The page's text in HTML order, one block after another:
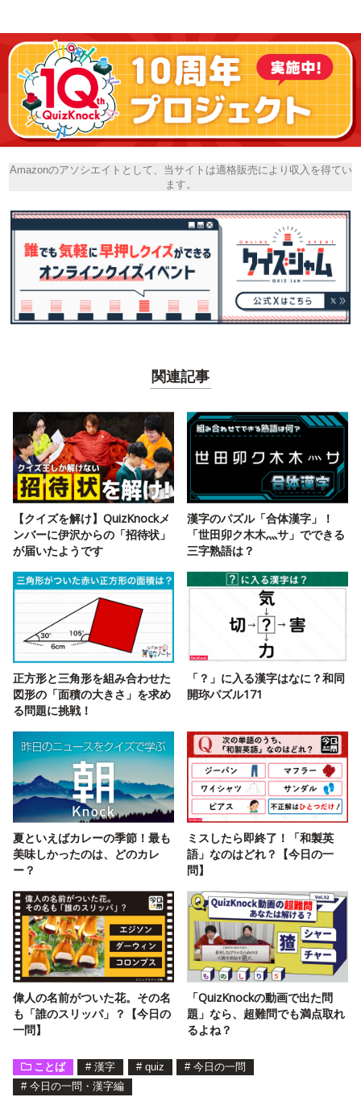
Amazonのアソシエイトとして、当サイトは適格販売により収入を得てい
ます。
関連記事
【クイズを解け】QuizKnockメ
ンバーに伊沢からの「招待状」
が届いたようです
漢字のパズル「合体漢字」！
「世田卯ク木木灬サ」でできる
三字熟語は？
正方形と三角形を組み合わせた
図形の「面積の大きさ」を求め
る問題に挑戦！
「？」に入る漢字はなに？和同
開珎パズル171
夏といえばカレーの季節！最も
美味しかったのは、どのカレ
ー？
ミスしたら即終了！「和製英
語」なのはどれ？【今日の一
問】
偉人の名前がついた花。その名
も「誰のスリッパ」？【今日の
一問】
「QuizKnockの動画で出た問
題」なら、超難問でも満点取れ
るよね？
ことば # 漢字 # quiz # 今日の一問
# 今日の一問・漢字編